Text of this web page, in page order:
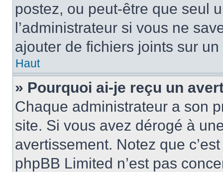
postez, ou peut-être que seul
l’administrateur si vous ne
ajouter de fichiers joints sur un
Haut
» Pourquoi ai-je reçu un
Chaque administrateur a son
site. Si vous avez dérogé à
avertissement. Notez que
phpBB Limited n’est pas